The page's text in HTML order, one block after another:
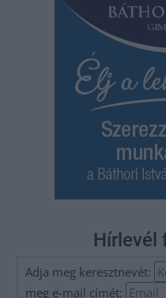
Hírlevél
Adja meg keresztnevét:
meg e-mail címét: